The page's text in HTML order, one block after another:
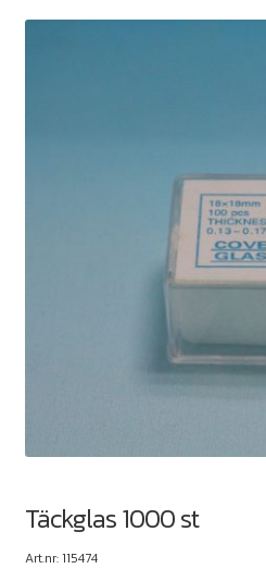
Täckglas 1000 st
Art.nr: 115474